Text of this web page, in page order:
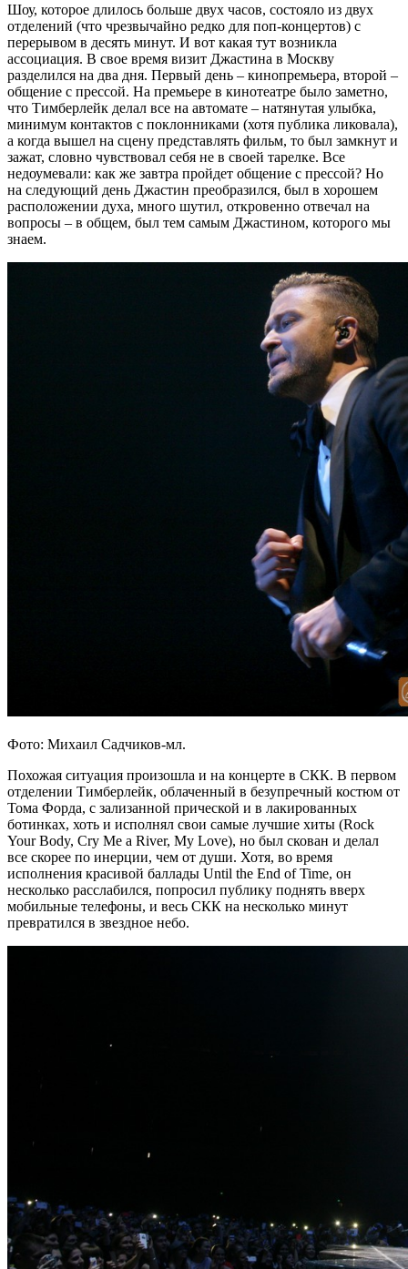
Шоу, которое длилось больше двух часов, состояло из двух
отделений (что чрезвычайно редко для поп-концертов) с
перерывом в десять минут. И вот какая тут возникла
ассоциация. В свое время визит Джастина в Москву
разделился на два дня. Первый день – кинопремьера, второй –
общение с прессой. На премьере в кинотеатре было заметно,
что Тимберлейк делал все на автомате – натянутая улыбка,
минимум контактов с поклонниками (хотя публика ликовала),
а когда вышел на сцену представлять фильм, то был замкнут и
зажат, словно чувствовал себя не в своей тарелке. Все
недоумевали: как же завтра пройдет общение с прессой? Но
на следующий день Джастин преобразился, был в хорошем
расположении духа, много шутил, откровенно отвечал на
вопросы – в общем, был тем самым Джастином, которого мы
знаем.
Фото: Михаил Садчиков-мл.
Похожая ситуация произошла и на концерте в СКК. В первом
отделении Тимберлейк, облаченный в безупречный костюм от
Тома Форда, с зализанной прической и в лакированных
ботинках, хоть и исполнял свои самые лучшие хиты (Rock
Your Body, Cry Me a River, My Love), но был скован и делал
все скорее по инерции, чем от души. Хотя, во время
исполнения красивой баллады Until the End of Time, он
несколько расслабился, попросил публику поднять вверх
мобильные телефоны, и весь СКК на несколько минут
превратился в звездное небо.